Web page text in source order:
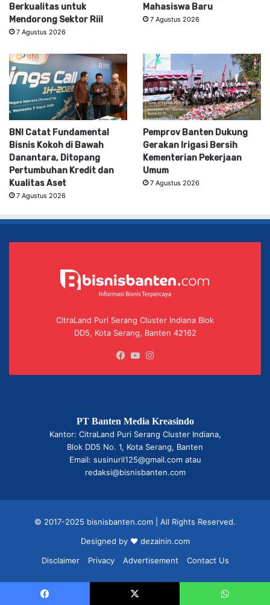
Berkualitas untuk
Mendorong Sektor Riil
7 Agustus 2026
Mahasiswa Baru
7 Agustus 2026
BNI Catat Fundamental
Bisnis Kokoh di Bawah
Danantara, Ditopang
Pertumbuhan Kredit dan
Kualitas Aset
7 Agustus 2026
Pemprov Banten Dukung
Gerakan Irigasi Bersih
Kementerian Pekerjaan
Umum
7 Agustus 2026
CitraLand Puri Serang Cluster Indiana Blok
DD5, Kota Serang, Banten 42162
Facebook
YouTube
PT Banten Media Kreasindo
Kantor: CitraLand Puri Serang Cluster Indiana,
Blok DD5 No. 1, Kota Serang, Banten
Email: susinuril125@gmail.com atau
redaksi@bisnisbanten.com
© 2017-2025 bisnisbanten.com | All Rights Reserved.
Designed by ❤ dezainin.com
Disclaimer
Privacy Advertisement Contact Us